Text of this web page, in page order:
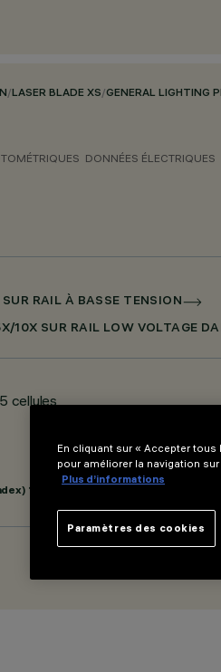
/LASER BLADE XS/GENERAL LIGHTING
DONNÉES ÉLECTRIQUES
RAIL À BASSE TENSION
10X SUR RAIL LOW VOLTAGE
cellules
102
En cliquant sur « Accepter
pour améliorer la navigation
Plus d’informations
Paramètres des cookies